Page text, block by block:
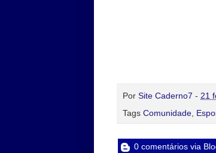
Por Site Caderno7 - 21
Tags Comunidade,
0 comentários via